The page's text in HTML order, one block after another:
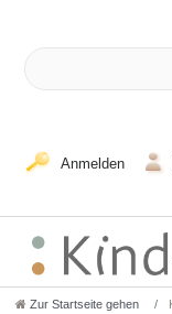
Anmelden
Zur Startseite gehen